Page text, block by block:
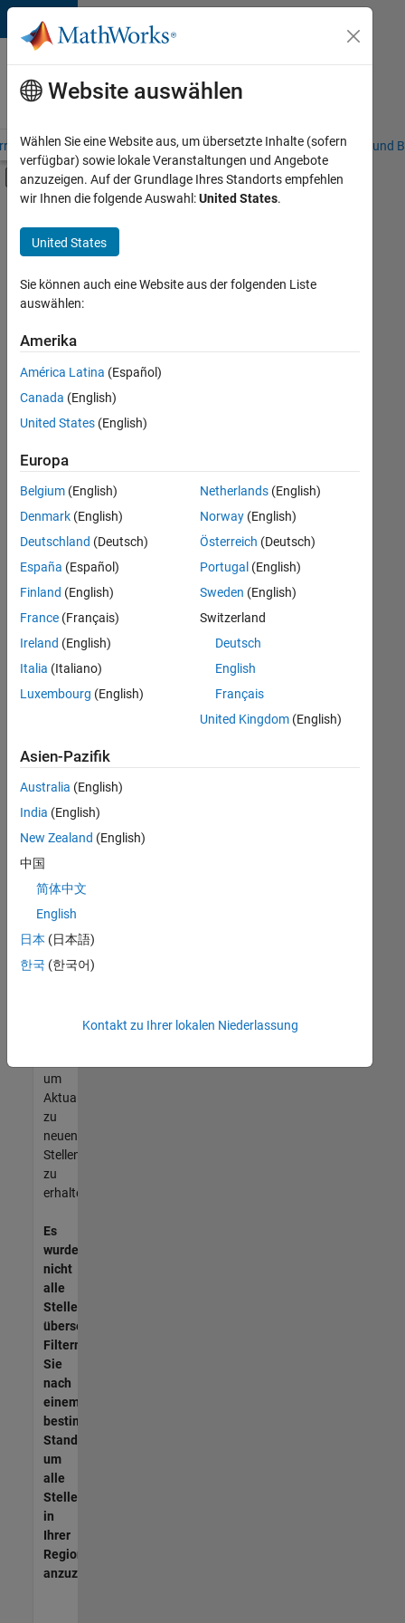
Weiter zum Inhalt
Karriere
bei
MathWorks
– Übersicht Stellensuche Niederlassungen Studierende und
Umschaltung für Off-Canvas-
Hauptinhalt
Information Technology
Commercial Sales
Education Sales
Sales Operations
Marketing Communications
Marketing Services
Human Resources
+6
Derzeit
es
keine
offenen
Stellen,
Ihren
Suchkriterien
entsprechen.
können
die
Suchkriterien
weiter
fassen
oder
alle
Stellenangebote
anzeigen .
noch
keine
offenen
Stellen
können,
die
Ihren
entsprechen,
werden
unseres
um
Aktualisierungen
zu
neuen
Stellenangeboten
zu
erhalten.
Es
wurden
nicht
alle
Stellen
übersetzt.
Filtern
Sie
nach
einem
bestimmten
Standort,
um
alle
Stellenangebote
in
Ihrer
Region
anzuzeigen.
Website auswählen
Wählen Sie eine Website aus, um übersetzte Inhalte (sofern
verfügbar) sowie lokale Veranstaltungen und Angebote
anzuzeigen. Auf der Grundlage Ihres Standorts empfehlen
wir Ihnen die folgende Auswahl:United States.
United States
Sie können auch eine Website aus der folgenden Liste
auswählen:
Amerika
América Latina (Español)
Canada (English)
United States (English)
Europa
Belgium (English)
Denmark (English)
Deutschland (Deutsch)
España (Español)
Finland (English)
France (Français)
Ireland (English)
Italia (Italiano)
Luxembourg (English)
Netherlands(English)
Norway(English)
Österreich (Deutsch)
Portugal (English)
Sweden (English)
Switzerland
Deutsch
English
Français
United Kingdom(English)
Asien-Pazifik
Australia (English)
India (English)
New Zealand (English)
中国
简体中文
English
日本 (日本語)
한국 (한국어)
Kontakt zu Ihrer lokalen Niederlassung